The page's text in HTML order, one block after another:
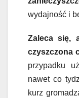
wydajność i
Zaleca się,
czyszczona
przypadku
nawet co
kurz